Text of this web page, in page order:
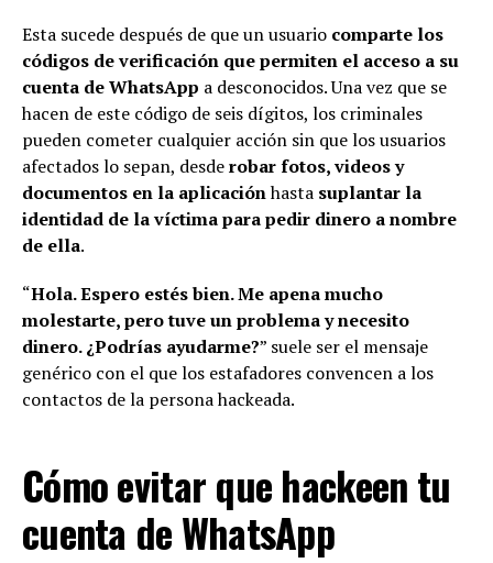
Esta sucede después de que un usuario comparte los
códigos de verificación que permiten el acceso a su
cuenta de WhatsApp a desconocidos. Una vez que se
hacen de este código de seis dígitos, los criminales
pueden cometer cualquier acción sin que los usuarios
afectados lo sepan, desderobar fotos, videos y
documentos en la aplicaciónhasta suplantar la
identidad de la víctima para pedir dinero a nombre
de ella.
“Hola. Espero estés bien. Me apena mucho
molestarte, pero tuve un problema y necesito
dinero. ¿Podrías ayudarme?” suele ser el mensaje
genérico con el que los estafadores convencen a los
contactos de la persona hackeada.
Cómo evitar que hackeen tu
cuenta de WhatsApp